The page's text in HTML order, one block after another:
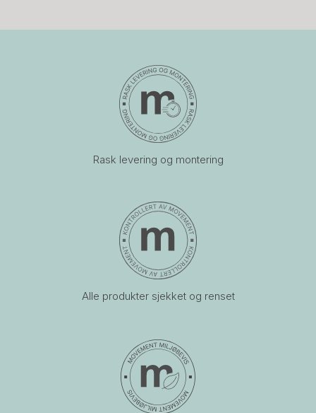
Rask levering og montering
Alle produkter sjekket og renset